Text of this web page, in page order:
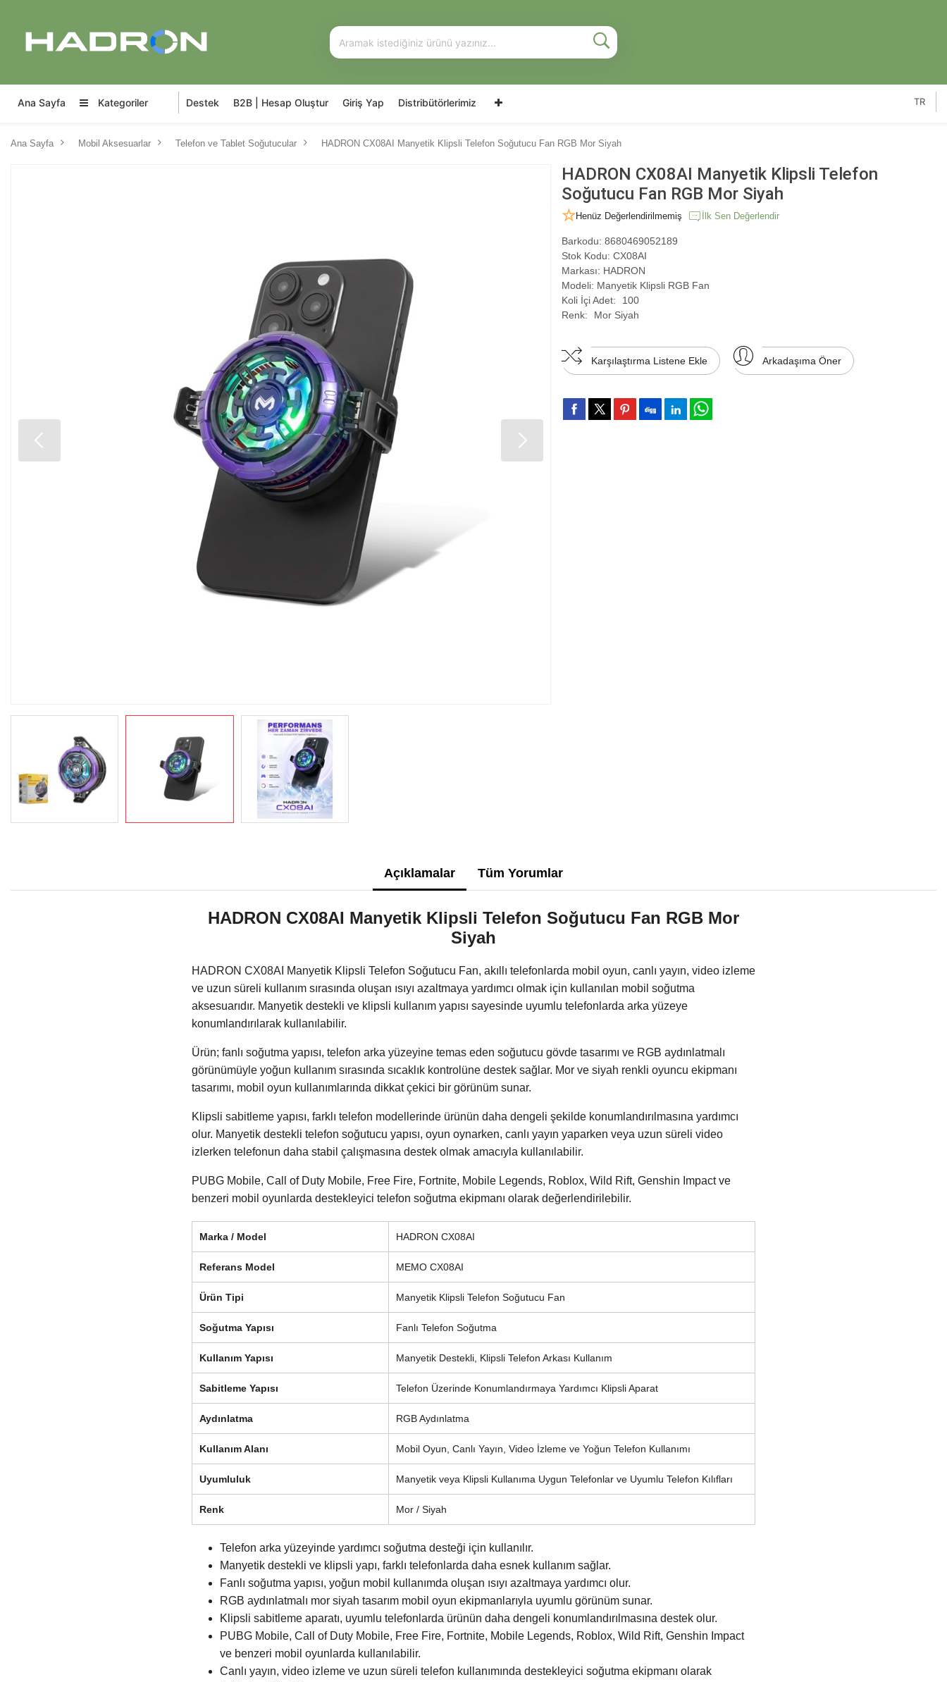
Ana Sayfa Kategoriler Destek B2B | Hesap Oluştur Giriş Yap Distribütörlerimiz TR
Ana Sayfa Mobil Aksesuarlar Telefon ve Tablet Soğutucular HADRON CX08AI Manyetik Klipsli Telefon Soğutucu Fan RGB Mor Siyah
HADRON CX08AI Manyetik Klipsli Telefon
Soğutucu Fan RGB Mor Siyah
Henüz Değerlendirilmemiş İlk Sen Değerlendir
Barkodu: 8680469052189
Stok Kodu: CX08AI
Markası: HADRON
Modeli: Manyetik Klipsli RGB Fan
Koli İçi Adet:
100
Renk:
Mor Siyah
Karşılaştırma Listene Ekle Arkadaşıma Öner
Açıklamalar Tüm Yorumlar
HADRON CX08AI Manyetik Klipsli Telefon Soğutucu Fan RGB Mor
Siyah
HADRON CX08AI Manyetik Klipsli Telefon Soğutucu Fan, akıllı telefonlarda mobil oyun, canlı yayın, video izleme
ve uzun süreli kullanım sırasında oluşan ısıyı azaltmaya yardımcı olmak için kullanılan mobil soğutma
aksesuarıdır. Manyetik destekli ve klipsli kullanım yapısı sayesinde uyumlu telefonlarda arka yüzeye
konumlandırılarak kullanılabilir.
Ürün; fanlı soğutma yapısı, telefon arka yüzeyine temas eden soğutucu gövde tasarımı ve RGB aydınlatmalı
görünümüyle yoğun kullanım sırasında sıcaklık kontrolüne destek sağlar. Mor ve siyah renkli oyuncu ekipmanı
tasarımı, mobil oyun kullanımlarında dikkat çekici bir görünüm sunar.
Klipsli sabitleme yapısı, farklı telefon modellerinde ürünün daha dengeli şekilde konumlandırılmasına yardımcı
olur. Manyetik destekli telefon soğutucu yapısı, oyun oynarken, canlı yayın yaparken veya uzun süreli video
izlerken telefonun daha stabil çalışmasına destek olmak amacıyla kullanılabilir.
PUBG Mobile, Call of Duty Mobile, Free Fire, Fortnite, Mobile Legends, Roblox, Wild Rift, Genshin Impact ve
benzeri mobil oyunlarda destekleyici telefon soğutma ekipmanı olarak değerlendirilebilir.
Marka / Model HADRON CX08AI
Referans Model MEMO CX08AI
Ürün Tipi Manyetik Klipsli Telefon Soğutucu Fan
Soğutma Yapısı Fanlı Telefon Soğutma
Kullanım Yapısı Manyetik Destekli, Klipsli Telefon Arkası Kullanım
Sabitleme Yapısı Telefon Üzerinde Konumlandırmaya Yardımcı Klipsli Aparat
Aydınlatma RGB Aydınlatma
Kullanım Alanı Mobil Oyun, Canlı Yayın, Video İzleme ve Yoğun Telefon Kullanımı
Uyumluluk Manyetik veya Klipsli Kullanıma Uygun Telefonlar ve Uyumlu Telefon Kılıfları
Renk Mor / Siyah
Telefon arka yüzeyinde yardımcı soğutma desteği için kullanılır.
Manyetik destekli ve klipsli yapı, farklı telefonlarda daha esnek kullanım sağlar.
Fanlı soğutma yapısı, yoğun mobil kullanımda oluşan ısıyı azaltmaya yardımcı olur.
RGB aydınlatmalı mor siyah tasarım mobil oyun ekipmanlarıyla uyumlu görünüm sunar.
Klipsli sabitleme aparatı, uyumlu telefonlarda ürünün daha dengeli konumlandırılmasına destek olur.
PUBG Mobile, Call of Duty Mobile, Free Fire, Fortnite, Mobile Legends, Roblox, Wild Rift, Genshin Impact
ve benzeri mobil oyunlarda kullanılabilir.
Canlı yayın, video izleme ve uzun süreli telefon kullanımında destekleyici soğutma ekipmanı olarak